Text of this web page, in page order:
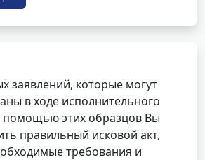
заявлений, которые могут
в ходе исполнительного
помощью этих образцов Вы
правильный исковой акт,
требования и